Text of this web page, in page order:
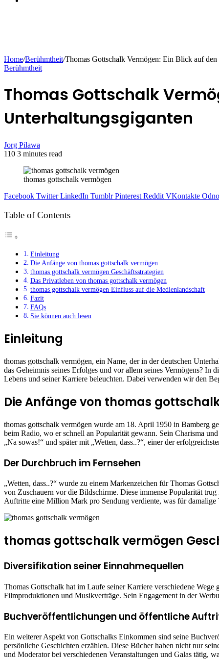
Home/Berühmtheit/Thomas Gottschalk Vermögen: Ein Blick auf
Berühmtheit
Thomas Gottschalk
Unterhaltungsgiganten
Jorg Pilawa
110 3 minutes read
thomas gottschalk vermögen
Facebook Twitter LinkedIn Tumblr Pinterest Reddit VKontakte
Table of Contents
Einleitung
Die Anfänge von thomas gottschalk vermögen
thomas gottschalk vermögen Geschäftsstrategien
Das Privatleben von thomas gottschalk vermögen
thomas gottschalk vermögen Einfluss auf die Medienlandschaft
Fazit
FAQs
Sie können auch lesen
Einleitung
thomas gottschalk vermögen, ein Name, der in der deutschen
das Geheimnis seines Erfolges und vor allem seines Vermögens?
Lebens und seiner Karriere beleuchten. Dabei verwenden wir den
Die Anfänge von thomas
thomas gottschalk vermögen wurde am 18. April 1950 in Bamberg
beim Radio, wo er schnell an Popularität gewann. Sein Charisma
„Na sowas!“ und später mit „Wetten, dass..?“, einer der
Der Durchbruch im Fernsehen
„Wetten, dass..?“ wurde zu einem Markenzeichen für Thomas
von Zuschauern vor die Bildschirme. Diese immense Popularität
Auftritte eine Million Mark pro Sendung verdiente, was für damalige
thomas gottschalk vermögen
Diversifikation seiner Einnahmequellen
Thomas Gottschalk hat im Laufe seiner Karriere verschiedene
Filmproduktionen und Musikverträge. Sein Engagement in der
Buchveröffentlichungen und öffentliche
Ein weiterer Aspekt von Gottschalks Einkommen sind seine
persönliche Geschichten erzählen. Diese Bücher haben nicht nur
und Moderator bei verschiedenen Veranstaltungen und Galas tätig,